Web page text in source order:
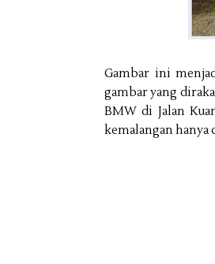
Gambar ini
gambar yang
BMW di Jalan
kemalangan hanya